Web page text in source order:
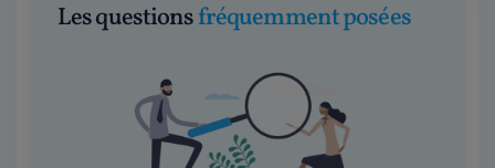
Les questionsfréquemment posées